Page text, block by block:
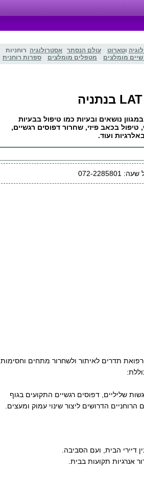
וטארוט עולם הנסתר אסטרולוגיה רוחניות
מומלצים מטפלים מומלצים ספרות רוחנית
נושאים ובעיות כמו טיפול בבעיות
טיפול בכאב פיזי, שחרור דפוסים רגשיים,
ועוד.
תדרים לאיתור ולשחרור מתחים וחסימות
שליליים, דפוסים רגשיים התקועים בגוף
הדרושים ליצור שינוי עמוק ומעצים.
דיירי הבית, ועם הסביבה.
אנרגיות תקועות בבית.